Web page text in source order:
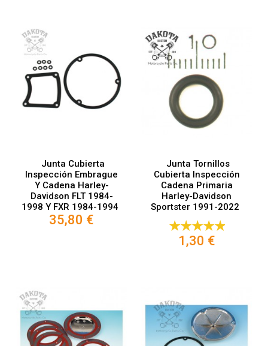
Junta Cubierta
Inspección Embrague
Y Cadena Harley-
Davidson FLT 1984-
1998 Y FXR 1984-1994
35,80 €
Junta Tornillos
Cubierta Inspección
Cadena Primaria
Harley-Davidson
Sportster 1991-2022
1,30 €